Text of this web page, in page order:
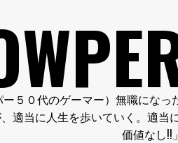
クーパー５０代のゲーマー）無職
適当に人生を歩いていく。適
価値なし!!